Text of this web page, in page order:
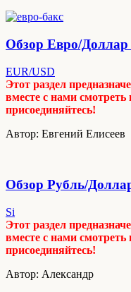
Обзор Евро/Доллар
EUR/USD
Этот раздел
вместе с нами
присоединяйтесь!
Автор: Евгений Елисеев
Обзор Рубль/
Si
Этот раздел
вместе с нами
присоединяйтесь!
Автор: Александр